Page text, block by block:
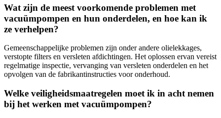
Wat zijn de meest voorkomende problemen met
vacuümpompen en hun onderdelen, en hoe kan ik
ze verhelpen?
Gemeenschappelijke problemen zijn onder andere olielekkages,
verstopte filters en versleten afdichtingen. Het oplossen ervan vereist
regelmatige inspectie, vervanging van versleten onderdelen en het
opvolgen van de fabrikantinstructies voor onderhoud.
Welke veiligheidsmaatregelen moet ik in acht nemen
bij het werken met vacuümpompen?